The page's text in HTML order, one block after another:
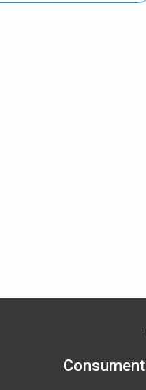
Consument